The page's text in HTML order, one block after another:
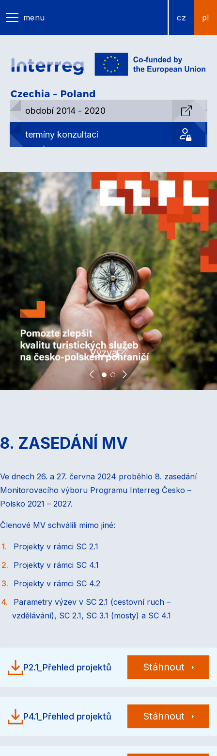
menu cz pl
období 2014 - 2020
termíny konzultací
Výzva
8. ZASEDÁNÍ MV
Ve dnech 26. a 27. června 2024 proběhlo 8. zasedání
Monitorovacího výboru Programu Interreg Česko –
Polsko 2021 – 2027.
Členové MV schválili mimo jiné:
Projekty v rámci SC 2.1
Projekty v rámci SC 4.1
Projekty v rámci SC 4.2
Parametry výzev v SC 2.1 (cestovní ruch –
vzdělávání), SC 2.1, SC 3.1 (mosty) a SC 4.1
P2.1_Přehled projektů Stáhnout
P4.1_Přehled projektů Stáhnout